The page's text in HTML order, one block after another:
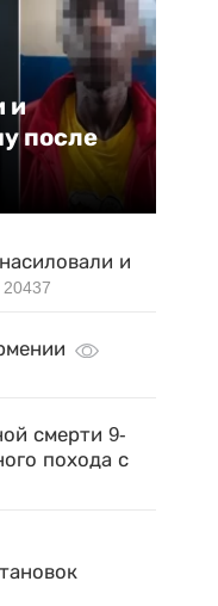
и
после
и
20437
смерти 9-
похода с